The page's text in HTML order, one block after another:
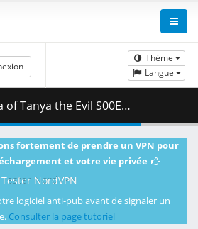
Thème
Langue
of Tanya the Evil The Movie.mkv.002 ( 371.27 MB )
fortement de prendre un VPN pour
et votre vie privée
Tester NordVPN
logiciel anti-pub avant de signaler un
Consulter la page tutoriel